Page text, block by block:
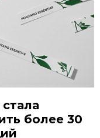
более 30